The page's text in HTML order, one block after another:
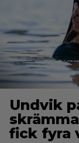
Undvik
fick fyra